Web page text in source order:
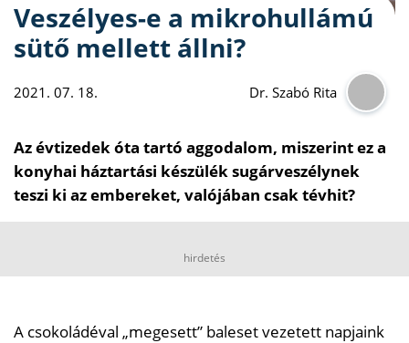
Veszélyes-e a mikrohullámú
sütő mellett állni?
2021. 07. 18. Dr. Szabó Rita
Az évtizedek óta tartó aggodalom, miszerint ez a
konyhai háztartási készülék sugárveszélynek
teszi ki az embereket, valójában csak tévhit?
hirdetés
A csokoládéval „megesett” baleset vezetett napjaink